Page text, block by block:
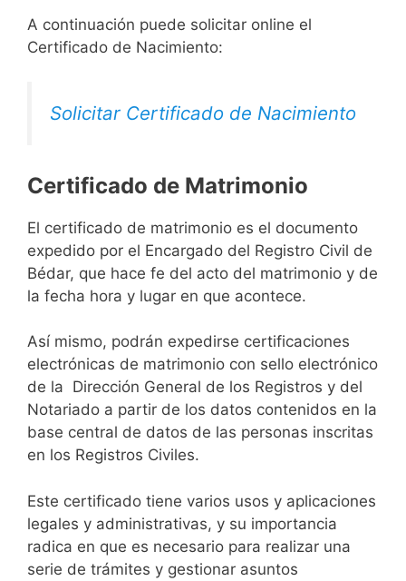
A continuación puede solicitar online el
Certificado de Nacimiento:
Solicitar Certificado de Nacimiento
Certificado de Matrimonio
El certificado de matrimonio es el documento
expedido por el Encargado del Registro Civil de
Bédar, que hace fe del acto del matrimonio y de
la fecha hora y lugar en que acontece.
Así mismo, podrán expedirse certificaciones
electrónicas de matrimonio con sello electrónico
de la Dirección General de los Registros y del
Notariado a partir de los datos contenidos en la
base central de datos de las personas inscritas
en los Registros Civiles.
Este certificado tiene varios usos y aplicaciones
legales y administrativas, y su importancia
radica en que es necesario para realizar una
serie de trámites y gestionar asuntos